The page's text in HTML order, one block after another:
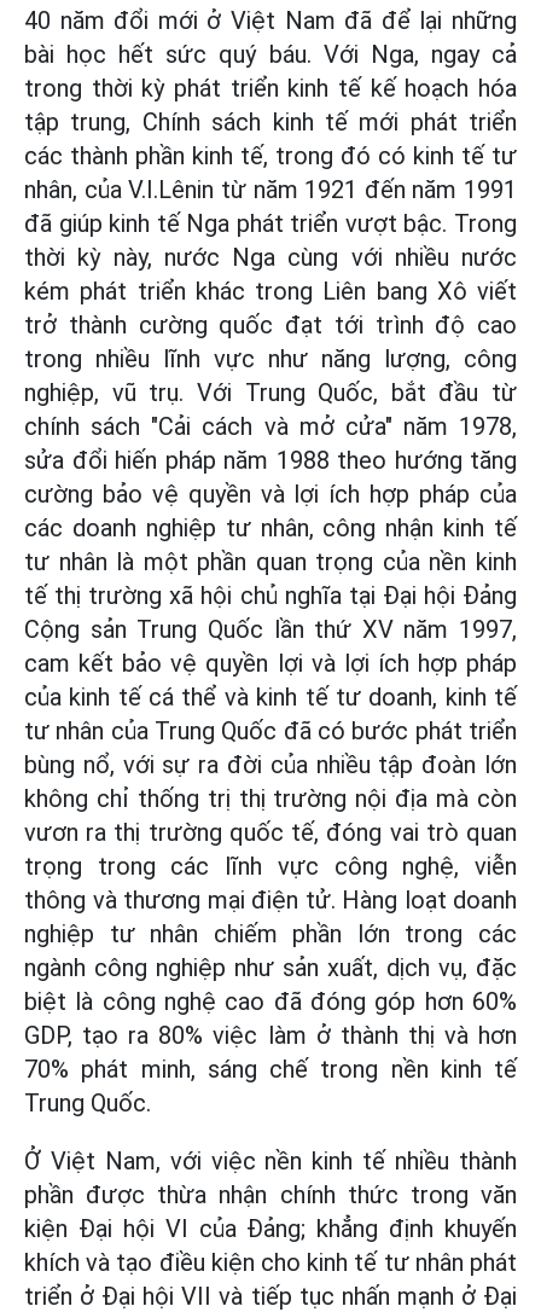
40 năm đổi mới ở Việt Nam đã để lại những
bài học hết sức quý báu. Với Nga, ngay cả
trong thời kỳ phát triển kinh tế kế hoạch hóa
tập trung, Chính sách kinh tế mới phát triển
các thành phần kinh tế, trong đó có kinh tế tư
nhân, của V.I.Lênin từ năm 1921 đến năm 1991
đã giúp kinh tế Nga phát triển vượt bậc. Trong
thời kỳ này, nước Nga cùng với nhiều nước
kém phát triển khác trong Liên bang Xô viết
trở thành cường quốc đạt tới trình độ cao
trong nhiều lĩnh vực như năng lượng, công
nghiệp, vũ trụ. Với Trung Quốc, bắt đầu từ
chính sách "Cải cách và mở cửa" năm 1978,
sửa đổi hiến pháp năm 1988 theo hướng tăng
cường bảo vệ quyền và lợi ích hợp pháp của
các doanh nghiệp tư nhân, công nhận kinh tế
tư nhân là một phần quan trọng của nền kinh
tế thị trường xã hội chủ nghĩa tại Đại hội Đảng
Cộng sản Trung Quốc lần thứ XV năm 1997,
cam kết bảo vệ quyền lợi và lợi ích hợp pháp
của kinh tế cá thể và kinh tế tư doanh, kinh tế
tư nhân của Trung Quốc đã có bước phát triển
bùng nổ, với sự ra đời của nhiều tập đoàn lớn
không chỉ thống trị thị trường nội địa mà còn
vươn ra thị trường quốc tế, đóng vai trò quan
trọng trong các lĩnh vực công nghệ, viễn
thông và thương mại điện tử. Hàng loạt doanh
nghiệp tư nhân chiếm phần lớn trong các
ngành công nghiệp như sản xuất, dịch vụ, đặc
biệt là công nghệ cao đã đóng góp hơn 60%
GDP, tạo ra 80% việc làm ở thành thị và hơn
70% phát minh, sáng chế trong nền kinh tế
Trung Quốc.
Ở Việt Nam, với việc nền kinh tế nhiều thành
phần được thừa nhận chính thức trong văn
kiện Đại hội VI của Đảng; khẳng định khuyến
khích và tạo điều kiện cho kinh tế tư nhân phát
triển ở Đại hội VII và tiếp tục nhấn mạnh ở Đại